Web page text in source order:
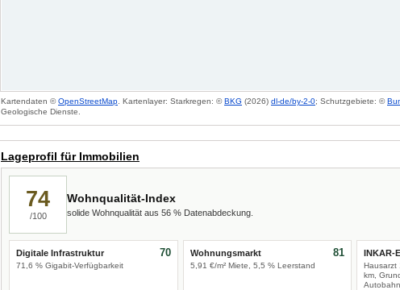
Kartendaten ©OpenStreetMap . Kartenlayer: Starkregen: ©BKG (2026) dl-de/by-2-0; Schutzgebiete: ©
Geologische Dienste.
Lageprofil für Immobilien
74
/100
Wohnqualität-Index
solide Wohnqualität aus 56 % Datenabdeckung.
Digitale Infrastruktur
71,6 % Gigabit-Verfügbarkeit
70 Wohnungsmarkt
5,91 €/m² Miete, 5,5 % Leerstand
81 INKAR-
Hausarzt
km,